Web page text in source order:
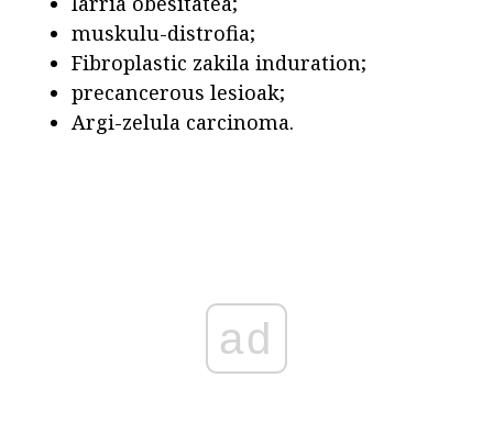
muskulu-distrofia;
Fibroplastic zakila induration;
precancerous lesioak;
Argi-zelula carcinoma.
ad